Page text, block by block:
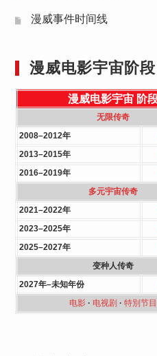
漫威事件时间线
漫威电影宇宙阶段
漫威电影宇宙 阶
无限传奇
2008–2012年
2013–2015年
2016–2019年
多元宇宙传奇
2021–2022年
2023–2025年
2025–2027年
变种人传奇
2027年–未知年份
电影· 电视剧 · 特別节目